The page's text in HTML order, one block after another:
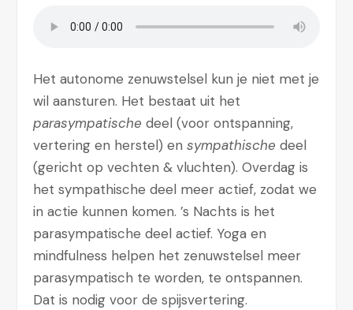
Het autonome zenuwstelsel kun je niet met je
wil aansturen. Het bestaat uit het
parasympatische deel (voor ontspanning,
vertering en herstel) ensympathische deel
(gericht op vechten & vluchten). Overdag is
het sympathische deel meer actief, zodat we
in actie kunnen komen. ’s Nachts is het
parasympatische deel actief. Yoga en
mindfulness helpen het zenuwstelsel meer
parasympatisch te worden, te ontspannen.
Dat is nodig voor de spijsvertering.